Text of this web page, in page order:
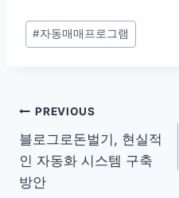
Post
Tags:
#자동매매프로그램
글
탐
색
PREVIOUS
블로그로돈벌기, 현실적
인 자동화 시스템 구축
방안